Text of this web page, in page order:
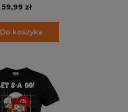
59,99 zł
Do koszyka